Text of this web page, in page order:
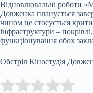
Відновлювальні роботи
Довженка планується
чином це стосується
інфраструктури –
функціонування обох
Обстріл Кіностудія
Rate this item: